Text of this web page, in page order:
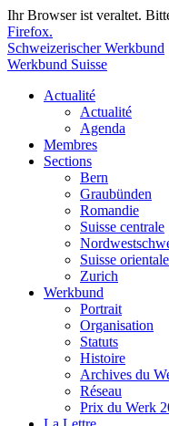
Ihr Browser ist veraltet.
Firefox.
Schweizerischer Werkbund
Werkbund Suisse
Actualité
Actualité
Agenda
Membres
Sections
Bern
Graubünden
Romandie
Suisse centrale
Suisse orientale
Zurich
Werkbund
Portrait
Organisation
Statuts
Histoire
Archives du
Réseau
Prix du Werk